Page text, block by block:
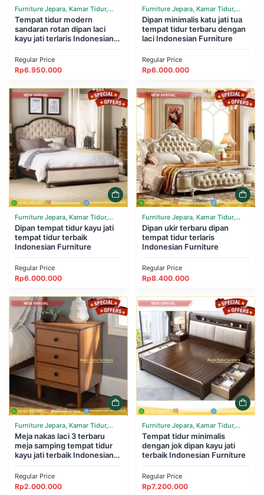
Furniture Jepara, Kamar Tidur,
Tempat Tidur
Tempat tidur modern
sandaran rotan dipan laci
kayu jati terlaris Indonesian
Regular Price
Rp6.950.000
Furniture Jepara, Kamar Tidur,
Tempat Tidur
Dipan minimalis katu jati tua
tempat tidur terbaru dengan
laci Indonesian Furniture
Regular Price
Rp6.000.000
Furniture Jepara, Kamar Tidur,
Tempat Tidur
Dipan tempat tidur kayu jati
tempat tidur terbaik
Indonesian Furniture
Regular Price
Rp6.000.000
Furniture Jepara, Kamar Tidur,
Tempat Tidur
Dipan ukir terbaru dipan
tempat tidur terlaris
Indonesian Furniture
Regular Price
Rp8.400.000
Furniture Jepara, Kamar Tidur,
Tempat Tidur
Meja nakas laci 3 terbaru
meja samping tempat tidur
kayu jati terbaik Indonesian
Regular Price
Rp2.000.000
Furniture Jepara, Kamar Tidur,
Tempat Tidur
Tempat tidur minimalis
dengan jok dipan kayu jati
terbaik Indonesian Furniture
Regular Price
Rp7.200.000